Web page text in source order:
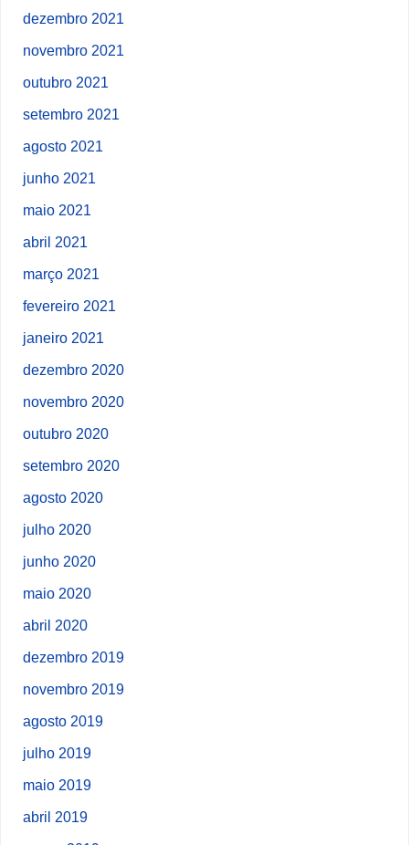
dezembro 2021
novembro 2021
outubro 2021
setembro 2021
agosto 2021
junho 2021
maio 2021
abril 2021
março 2021
fevereiro 2021
janeiro 2021
dezembro 2020
novembro 2020
outubro 2020
setembro 2020
agosto 2020
julho 2020
junho 2020
maio 2020
abril 2020
dezembro 2019
novembro 2019
agosto 2019
julho 2019
maio 2019
abril 2019